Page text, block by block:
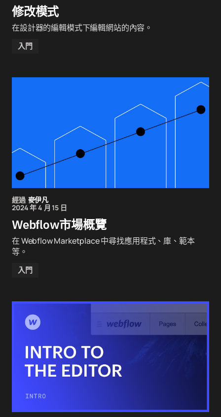
修改模式
在設計器的編輯模式下編輯網站的內容。
入門
經過 麥伊凡
2024 年 4 月 15 日
Webflow市場概覽
在 Webflow Marketplace 中尋找應用程式、庫、範本
等。
入門